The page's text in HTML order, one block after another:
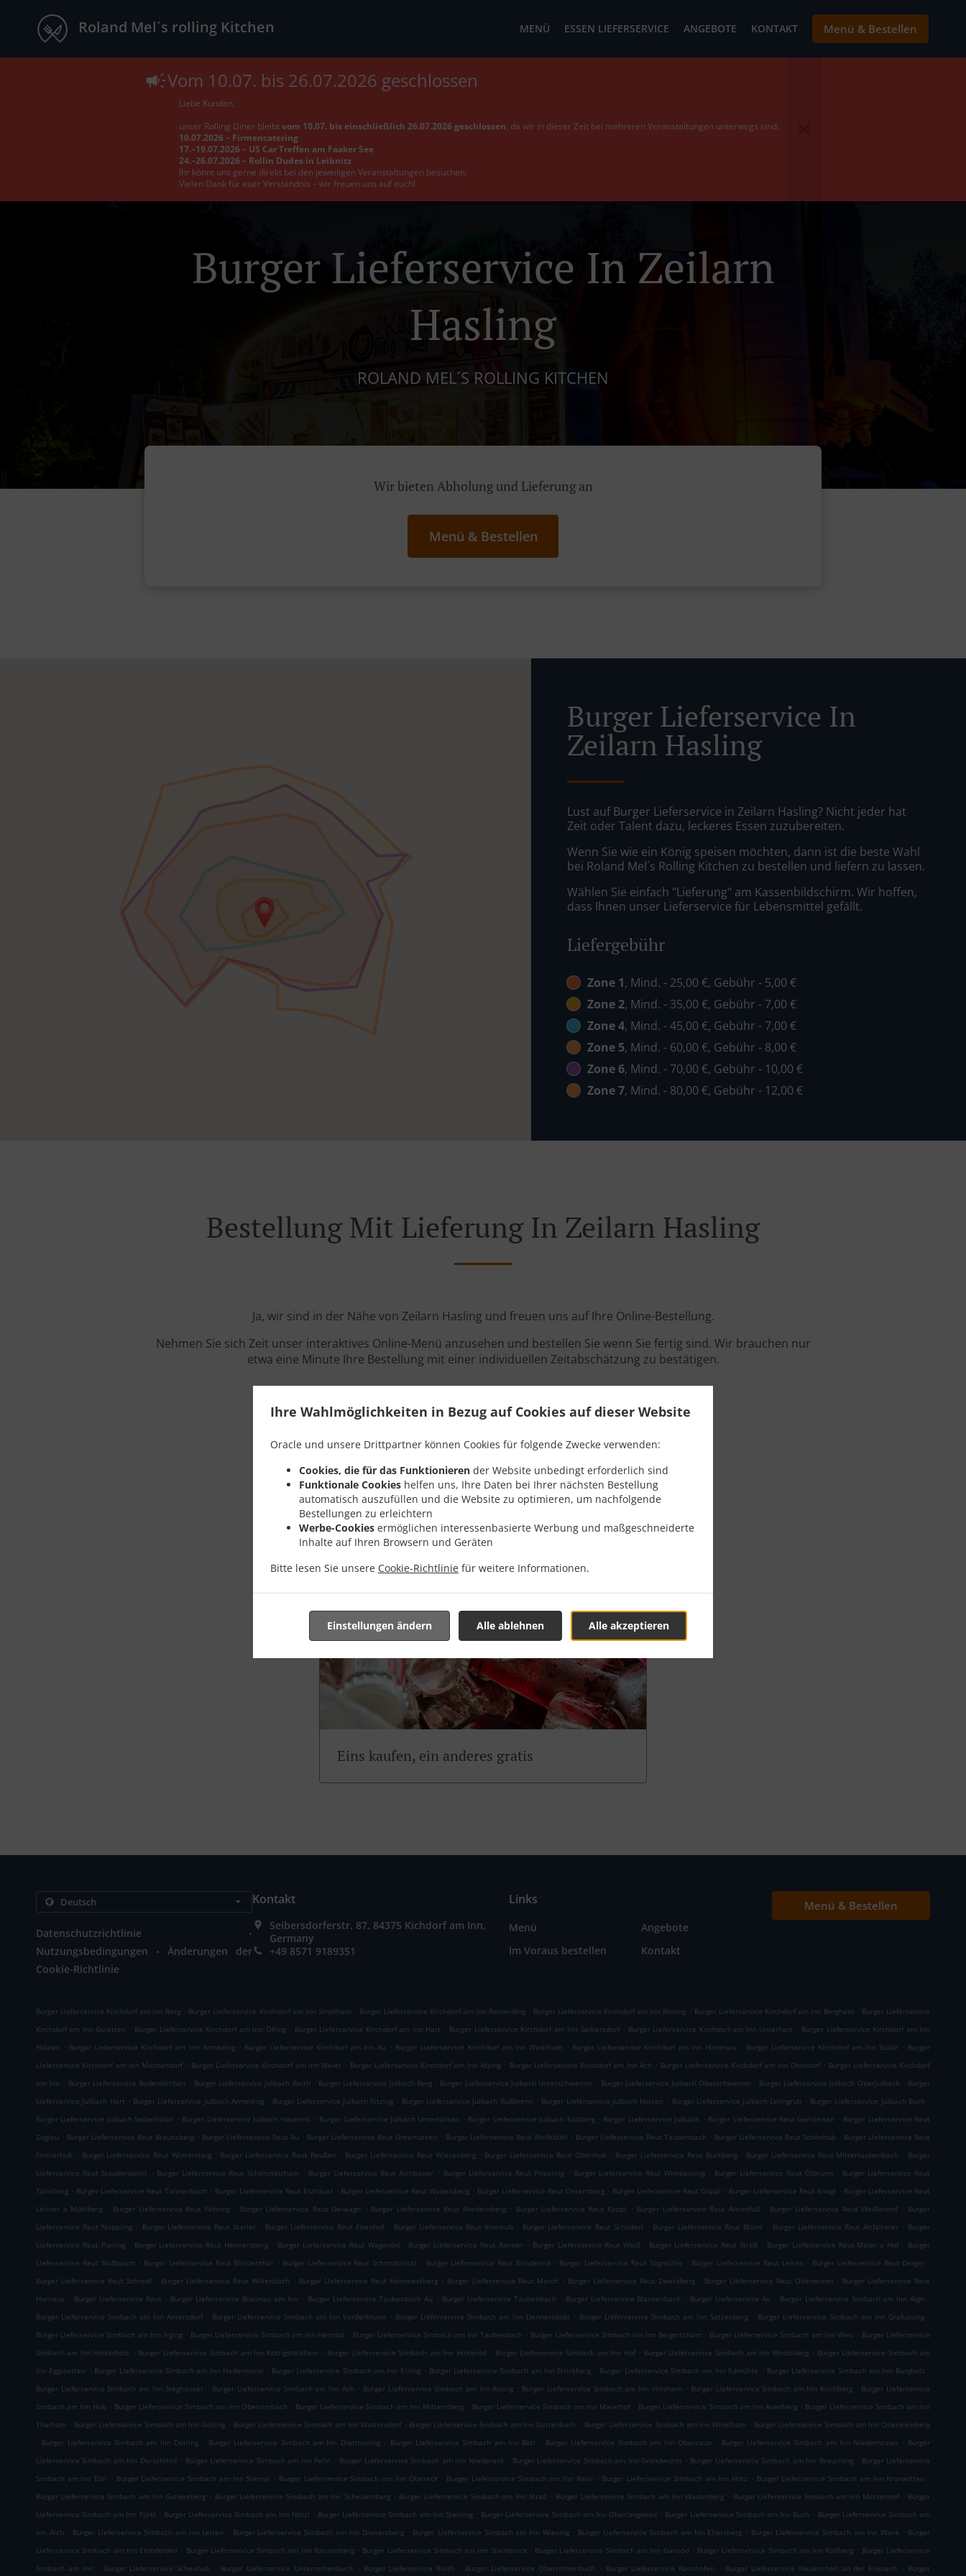
Ihre Wahlmöglichkeiten in Bezug auf Cookies auf dieser Website
Oracle und unsere Drittpartner können Cookies für folgende Zwecke verwenden:
Cookies, die für das Funktionieren der Website unbedingt erforderlich sind
Funktionale Cookies helfen uns, Ihre Daten bei Ihrer nächsten Bestellung
automatisch auszufüllen und die Website zu optimieren, um nachfolgende
Bestellungen zu erleichtern
Werbe-Cookies ermöglichen interessenbasierte Werbung und maßgeschneiderte
Inhalte auf Ihren Browsern und Geräten
Bitte lesen Sie unsere Cookie-Richtlinie für weitere Informationen.
Alle akzeptieren
Alle ablehnen
Einstellungen ändern
Roland Mel´s rolling Kitchen MENÜ ESSEN LIEFERSERVICE ANGEBOTE KONTAKT Menü & Bestellen
Vom 10.07. bis 26.07.2026 geschlossen
Liebe Kunden,
unser Rolling Diner bleibtvom 10.07. bis einschließlich 26.07.2026 geschlossen, da wir in dieser Zeit bei mehreren Veranstaltungen unterwegs sind:
10.07.2026 – Firmencatering
17.–19.07.2026 – US Car Treffen am Faaker See
24.–26.07.2026 – Rollin Dudes in Leibnitz
Ihr könnt uns gerne direkt bei den jeweiligen Veranstaltungen besuchen.
Vielen Dank für euer Verständnis – wir freuen uns auf euch!
Burger Lieferservice In Zeilarn
Hasling
ROLAND MEL´S ROLLING KITCHEN
Wir bieten Abholung und Lieferung an
Menü & Bestellen
Burger Lieferservice In
Zeilarn Hasling
Lust auf Burger Lieferservice in Zeilarn Hasling? Nicht jeder hat
Zeit oder Talent dazu, leckeres Essen zuzubereiten.
Wenn Sie wie ein König speisen möchten, dann ist die beste Wahl
bei Roland Mel´s Rolling Kitchen zu bestellen und liefern zu lassen.
Wählen Sie einfach "Lieferung" am Kassenbildschirm. Wir hoffen,
dass Ihnen unser Lieferservice für Lebensmittel gefällt.
Liefergebühr
Zone 1, Mind. - 25,00 €, Gebühr - 5,00 €
Zone 2, Mind. - 35,00 €, Gebühr - 7,00 €
Zone 4, Mind. - 45,00 €, Gebühr - 7,00 €
Zone 5, Mind. - 60,00 €, Gebühr - 8,00 €
Zone 6, Mind. - 70,00 €, Gebühr - 10,00 €
Zone 7, Mind. - 80,00 €, Gebühr - 12,00 €
Bestellung Mit Lieferung In Zeilarn Hasling
Ja, wir sind in der Nähe von Zeilarn Hasling und freuen uns auf Ihre Online-Bestellung.
Nehmen Sie sich Zeit unser interaktives Online-Menü anzusehen und bestellen Sie wenn Sie fertig sind. Wir brauchen nur
etwa eine Minute Ihre Bestellung mit einer individuellen Zeitabschätzung zu bestätigen.
Angebote
Eins kaufen, ein anderes gratis
Datenschutzrichtlinie .
Nutzungsbedingungen .
Änderungen der
Cookie-Richtlinie
Kontakt
Seibersdorferstr. 87, 84375 Kichdorf am Inn,
Germany
+49 8571 9189351
Links
Menü
Angebote
Im Voraus bestellen
Kontakt
Menü & Bestellen
Burger Lieferservice Kirchdorf am Inn Berg . Burger Lieferservice Kirchdorf am Inn Strohham . Burger Lieferservice Kirchdorf am Inn Ramerding . Burger Lieferservice Kirchdorf am Inn Ritzing . Burger Lieferservice Kirchdorf am Inn Bergham . Burger Lieferservice
Kirchdorf am Inn Gstetten . Burger Lieferservice Kirchdorf am Inn Ölling . Burger Lieferservice Kirchdorf am Inn Hart . Burger Lieferservice Kirchdorf am Inn Seibersdorf . Burger Lieferservice Kirchdorf am Inn Unterhart . Burger Lieferservice Kirchdorf am Inn
Holzen . Burger Lieferservice Kirchdorf am Inn Armeding . Burger Lieferservice Kirchdorf am Inn Au . Burger Lieferservice Kirchdorf am Inn Winklham . Burger Lieferservice Kirchdorf am Inn Hitzenau . Burger Lieferservice Kirchdorf am Inn Stölln . Burger
Lieferservice Kirchdorf am Inn Machendorf . Burger Lieferservice Kirchdorf am Inn Weier . Burger Lieferservice Kirchdorf am Inn Atzing . Burger Lieferservice Kirchdorf am Inn Ach . Burger Lieferservice Kirchdorf am Inn Deindorf . Burger Lieferservice Kirchdorf
am Inn . Burger Lieferservice Bodenkirchen . Burger Lieferservice Julbach Reith . Burger Lieferservice Julbach Berg . Burger Lieferservice Julbach Unterschwemm . Burger Lieferservice Julbach Oberschwemm . Burger Lieferservice Julbach Oberjulbach . Burger
Lieferservice Julbach Hart . Burger Lieferservice Julbach Armeding . Burger Lieferservice Julbach Ritzing . Burger Lieferservice Julbach Rußbrenn . Burger Lieferservice Julbach Holzen . Burger Lieferservice Julbach Leimgrub . Burger Lieferservice Julbach Buch .
Burger Lieferservice Julbach Seibertsloh . Burger Lieferservice Julbach Haunreit . Burger Lieferservice Julbach Untertürken . Burger Lieferservice Julbach Kollberg . Burger Lieferservice Julbach . Burger Lieferservice Reut Gensleiten . Burger Lieferservice Reut
Zoglau . Burger Lieferservice Reut Braunsberg . Burger Lieferservice Reut Au . Burger Lieferservice Reut Untertürken . Burger Lieferservice Reut Wolfsbühl . Burger Lieferservice Reut Taubenbach . Burger Lieferservice Reut Schönhub . Burger Lieferservice Reut
Finsterhub . Burger Lieferservice Reut Wintersteig . Burger Lieferservice Reut Reußen . Burger Lieferservice Reut Wiesenberg . Burger Lieferservice Reut Obenhub . Burger Lieferservice Reut Buchberg . Burger Lieferservice Reut Mittertaubenbach . Burger
Lieferservice Reut Staudenpoint . Burger Lieferservice Reut Schönstelzham . Burger Lieferservice Reut Aichbauer . Burger Lieferservice Reut Priesting . Burger Lieferservice Reut Wimpassing . Burger Lieferservice Reut Ölbrunn . Burger Lieferservice Reut
Tannberg . Burger Lieferservice Reut Tannenbach . Burger Lieferservice Reut Etzhäusl . Burger Lieferservice Reut Wadelsberg . Burger Lieferservice Reut Osternberg . Burger Lieferservice Reut Göppl . Burger Lieferservice Reut Knogl . Burger Lieferservice Reut
Lehner a Mühlberg . Burger Lieferservice Reut Fehring . Burger Lieferservice Reut Geiwagn . Burger Lieferservice Reut Niedernberg . Burger Lieferservice Reut Rappl . Burger Lieferservice Reut Antenfuß . Burger Lieferservice Reut Weißenhof . Burger
Lieferservice Reut Noppling . Burger Lieferservice Reut Starler . Burger Lieferservice Reut Ebenhof . Burger Lieferservice Reut Kronhub . Burger Lieferservice Reut Schöderl . Burger Lieferservice Reut Blüml . Burger Lieferservice Reut Altfalterer . Burger
Lieferservice Reut Piering . Burger Lieferservice Reut Hennersberg . Burger Lieferservice Reut Wagenöd . Burger Lieferservice Reut Ranner . Burger Lieferservice Reut Weiß . Burger Lieferservice Reut Straß . Burger Lieferservice Reut Maier a Hof . Burger
Lieferservice Reut Nußbaum . Burger Lieferservice Reut Blindenthal . Burger Lieferservice Reut Schmidstöckl . Burger Lieferservice Reut Blindenöd . Burger Lieferservice Reut Sägmühle . Burger Lieferservice Reut Leiten . Burger Lieferservice Reut Geiger .
Burger Lieferservice Reut Schredl . Burger Lieferservice Reut Willenbach . Burger Lieferservice Reut Hammersberg . Burger Lieferservice Reut March . Burger Lieferservice Reut Zweckberg . Burger Lieferservice Reut Oberwimm . Burger Lieferservice Reut
Hurnaus . Burger Lieferservice Reut . Burger Lieferservice Braunau am Inn . Burger Lieferservice Taubenbach Au . Burger Lieferservice Taubenbach . Burger Lieferservice Blankenbach . Burger Lieferservice Au . Burger Lieferservice Simbach am Inn Aign .
Burger Lieferservice Simbach am Inn Antersdorf . Burger Lieferservice Simbach am Inn Vorderbrunn . Burger Lieferservice Simbach am Inn Dennersdobl . Burger Lieferservice Simbach am Inn Satzenberg . Burger Lieferservice Simbach am Inn Grafussing .
Burger Lieferservice Simbach am Inn Irging . Burger Lieferservice Simbach am Inn Heimöd . Burger Lieferservice Simbach am Inn Taubenbach . Burger Lieferservice Simbach am Inn Beigertsham . Burger Lieferservice Simbach am Inn Wies . Burger Lieferservice
Simbach am Inn Hinterholz . Burger Lieferservice Simbach am Inn Kottigstelzham . Burger Lieferservice Simbach am Inn Hinteröd . Burger Lieferservice Simbach am Inn Hof . Burger Lieferservice Simbach am Inn Windsberg . Burger Lieferservice Simbach am
Inn Eggstetten . Burger Lieferservice Simbach am Inn Hadermann . Burger Lieferservice Simbach am Inn Eizing . Burger Lieferservice Simbach am Inn Strickberg . Burger Lieferservice Simbach am Inn Edmühle . Burger Lieferservice Simbach am Inn Burgholz .
Burger Lieferservice Simbach am Inn Steghäuser . Burger Lieferservice Simbach am Inn Ach . Burger Lieferservice Simbach am Inn Atzing . Burger Lieferservice Simbach am Inn Holzham . Burger Lieferservice Simbach am Inn Kirchberg . Burger Lieferservice
Simbach am Inn Hub . Burger Lieferservice Simbach am Inn Obersimbach . Burger Lieferservice Simbach am Inn Mitternberg . Burger Lieferservice Simbach am Inn Maierhof . Burger Lieferservice Simbach am Inn Asenberg . Burger Lieferservice Simbach am Inn
Thalham . Burger Lieferservice Simbach am Inn Golling . Burger Lieferservice Simbach am Inn Waltersdorf . Burger Lieferservice Simbach am Inn Dattenbach . Burger Lieferservice Simbach am Inn Winklham . Burger Lieferservice Simbach am Inn Oberweinberg
. Burger Lieferservice Simbach am Inn Dötling . Burger Lieferservice Simbach am Inn Dietmaning . Burger Lieferservice Simbach am Inn Bötl . Burger Lieferservice Simbach am Inn Oberzaun . Burger Lieferservice Simbach am Inn Niedernzaun . Burger
Lieferservice Simbach am Inn Derschlhof . Burger Lieferservice Simbach am Inn Felln . Burger Lieferservice Simbach am Inn Niedereck . Burger Lieferservice Simbach am Inn Gründwürm . Burger Lieferservice Simbach am Inn Brauching . Burger Lieferservice
Simbach am Inn Ebn . Burger Lieferservice Simbach am Inn Stempl . Burger Lieferservice Simbach am Inn Obereck . Burger Lieferservice Simbach am Inn Reisl . Burger Lieferservice Simbach am Inn Hötz . Burger Lieferservice Simbach am Inn Kronwitten .
Burger Lieferservice Simbach am Inn Gutlersberg . Burger Lieferservice Simbach am Inn Scheuersberg . Burger Lieferservice Simbach am Inn Straß . Burger Lieferservice Simbach am Inn Wadenberg . Burger Lieferservice Simbach am Inn Matzenhof . Burger
Lieferservice Simbach am Inn Fürkl . Burger Lieferservice Simbach am Inn Hötzl . Burger Lieferservice Simbach am Inn Steining . Burger Lieferservice Simbach am Inn Oberlangwied . Burger Lieferservice Simbach am Inn Buch . Burger Lieferservice Simbach am
Inn Aich . Burger Lieferservice Simbach am Inn Leiten . Burger Lieferservice Simbach am Inn Dienersberg . Burger Lieferservice Simbach am Inn Wiesing . Burger Lieferservice Simbach am Inn Ellersberg . Burger Lieferservice Simbach am Inn Wank . Burger
Lieferservice Simbach am Inn Endsfelden . Burger Lieferservice Simbach am Inn Ranzenberg . Burger Lieferservice Simbach am Inn Steinbruck . Burger Lieferservice Simbach am Inn Gansöd . Burger Lieferservice Simbach am Inn Kollberg . Burger Lieferservice
Simbach am Inn
. Burger Lieferservice Scheuhub . Burger Lieferservice Unterrothenbuch . Burger Lieferservice Roith . Burger Lieferservice Oberrothenbuch . Burger Lieferservice Ranshofen . Burger Lieferservice Neukirchen an der Enknach . Burger